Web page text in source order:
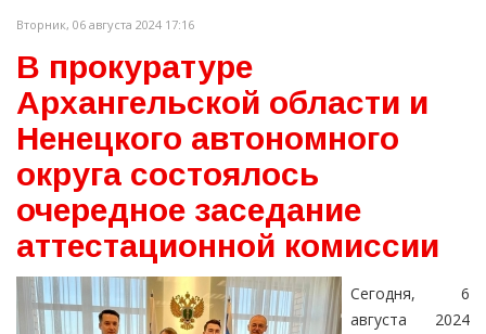
Вторник, 06 августа 2024 17:16
В прокуратуре
Архангельской области и
Ненецкого автономного
округа состоялось
очередное заседание
аттестационной комиссии
Сегодня, 6
августа 2024